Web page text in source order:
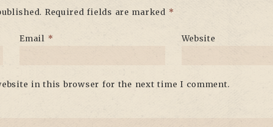
Required fields are marked *
Email * Website
in this browser for the next time I comment.